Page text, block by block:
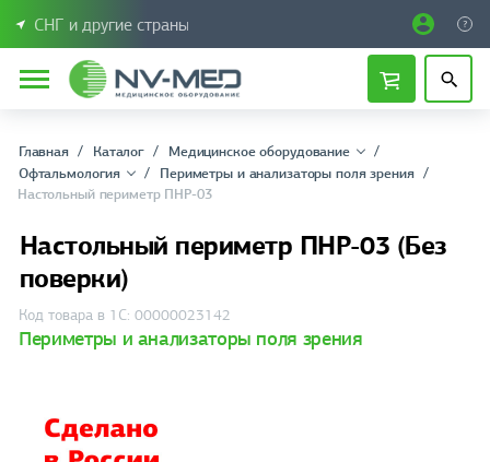
СНГ и другие страны
Главная Каталог
Медицинское оборудование
Офтальмология
Периметры и анализаторы поля зрения
Настольный периметр ПНР-03
Настольный периметр ПНР-03 (Без
поверки)
Код товара в 1С: 00000023142
Периметры и анализаторы поля зрения